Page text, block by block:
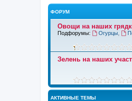
ФОРУМ
Овощи на наших
Подфорумы: Огурцы,
Зелень на наших
АКТИВНЫЕ ТЕМЫ